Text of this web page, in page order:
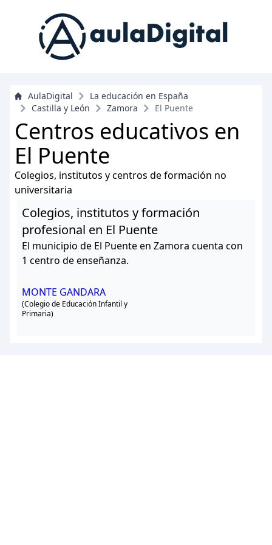
AulaDigital
La educación en España
Castilla y León
Zamora El Puente
Centros educativos en
El Puente
Colegios, institutos y centros de formación no
universitaria
Colegios, institutos y formación
profesional en El Puente
El municipio de El Puente en Zamora cuenta con
1 centro de enseñanza.
MONTE GANDARA
(Colegio de Educación Infantil y
Primaria)